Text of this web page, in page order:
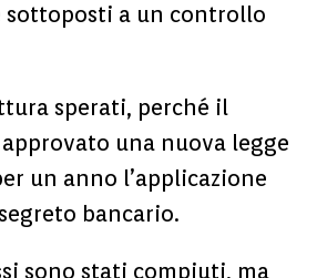
sottoposti a un controllo
sperati, perché il
una nuova legge
un anno l’applicazione
bancario.
sono stati compiuti, ma